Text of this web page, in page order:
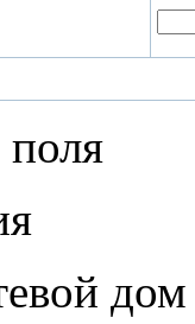
поля